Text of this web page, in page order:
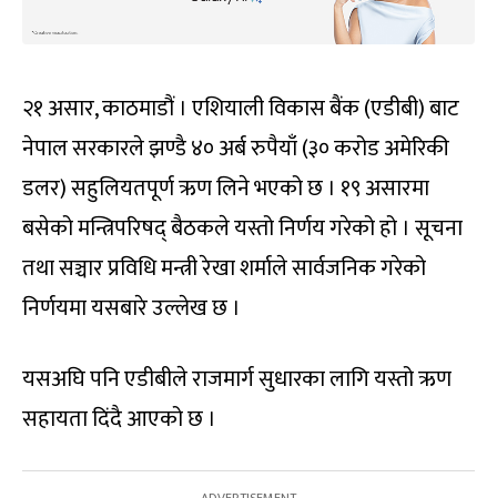
२१ असार, काठमाडौं । एशियाली विकास बैंक (एडीबी) बाट
नेपाल सरकारले झण्डै ४० अर्ब रुपैयाँ (३० करोड अमेरिकी
डलर) सहुलियतपूर्ण ऋण लिने भएको छ । १९ असारमा
बसेको मन्त्रिपरिषद् बैठकले यस्तो निर्णय गरेको हो । सूचना
तथा सञ्चार प्रविधि मन्त्री रेखा शर्माले सार्वजनिक गरेको
निर्णयमा यसबारे उल्लेख छ ।
यसअघि पनि एडीबीले राजमार्ग सुधारका लागि यस्तो ऋण
सहायता दिंदै आएको छ ।